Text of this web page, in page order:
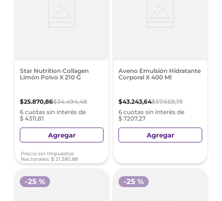
Star Nutrition Collagen
Limón Polvo X 210 G
$25.870,86$34.494,48
6 cuotas sin interés de
$ 4311,81
Agregar
Precio sin Impuestos
Nacionales: $ 21.380,88
Aveno Emulsión Hidratante
Corporal X 400 Ml
$43.243,64$57.658,19
6 cuotas sin interés de
$ 7207,27
Agregar
-25 % -25 %